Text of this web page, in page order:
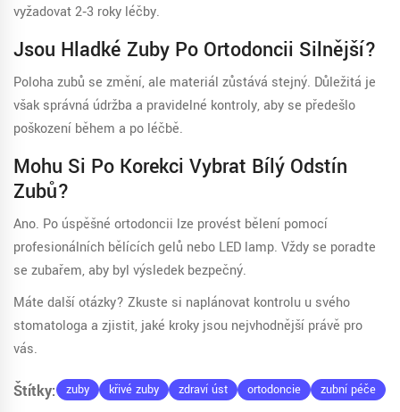
vyžadovat 2‑3 roky léčby.
Jsou Hladké Zuby Po Ortodoncii Silnější?
Poloha zubů se změní, ale materiál zůstává stejný. Důležitá je
však správná údržba a pravidelné kontroly, aby se předešlo
poškození během a po léčbě.
Mohu Si Po Korekci Vybrat Bílý Odstín
Zubů?
Ano. Po úspěšné ortodoncii lze provést bělení pomocí
profesionálních bělících gelů nebo LED lamp. Vždy se poraďte
se zubařem, aby byl výsledek bezpečný.
Máte další otázky? Zkuste si naplánovat kontrolu u svého
stomatologa a zjistit, jaké kroky jsou nejvhodnější právě pro
vás.
Štítky: zuby křivé zuby zdraví úst ortodoncie zubní péče